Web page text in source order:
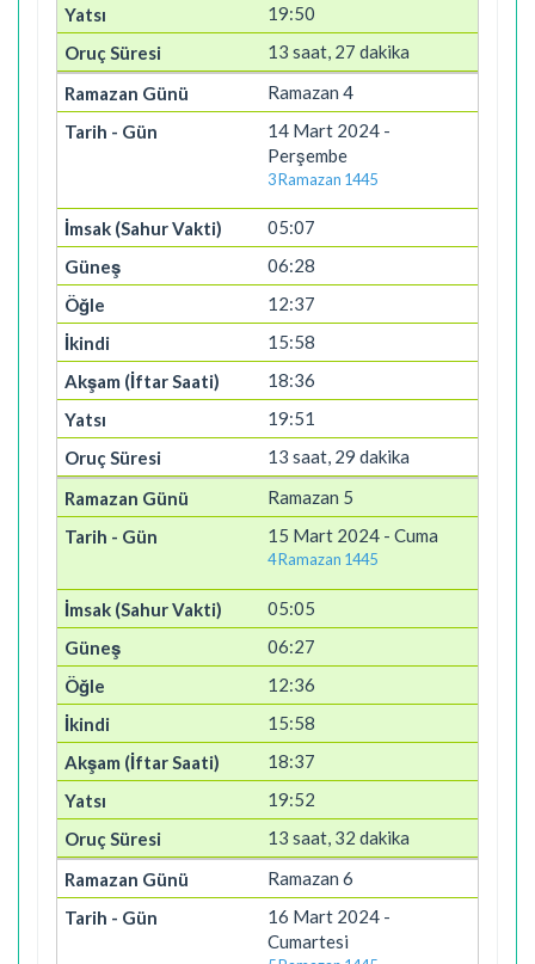
19:50
13 saat, 27 dakika
Ramazan 4
14 Mart 2024 -
Perşembe
3 Ramazan 1445
05:07
06:28
12:37
15:58
18:36
19:51
13 saat, 29 dakika
Ramazan 5
15 Mart 2024 - Cuma
4 Ramazan 1445
05:05
06:27
12:36
15:58
18:37
19:52
13 saat, 32 dakika
Ramazan 6
16 Mart 2024 -
Cumartesi